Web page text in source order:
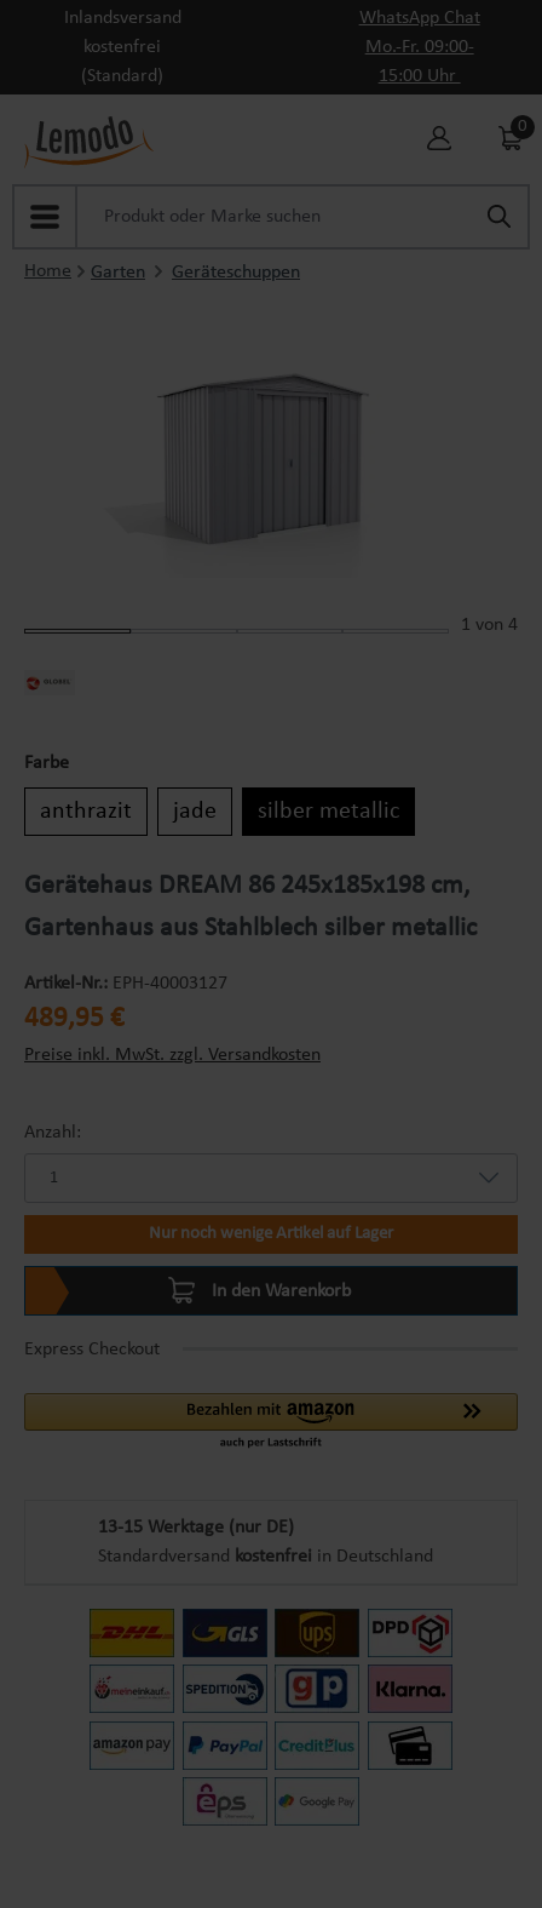
Zum Hauptinhalt springen
Inlandsversand
kostenfrei
(Standard)
WhatsApp Chat
Mo.-Fr. 09:00-
15:00 Uhr
0
Home Garten Geräteschuppen
1 von 4
Farbe
anthrazit jade silber metallic
Gerätehaus DREAM 86 245x185x198 cm,
Gartenhaus aus Stahlblech silber metallic
Artikel-Nr.: EPH-40003127
Regulärer Preis:
489,95 €
Preise inkl. MwSt. zzgl. Versandkosten
Anzahl:
Nur noch wenige Artikel auf Lager
In den Warenkorb
Express Checkout
13-15 Werktage (nur DE)
Standardversand kostenfrei in Deutschland